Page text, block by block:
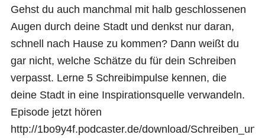
Gehst du auch manchmal mit halb geschlossenen
Augen durch deine Stadt und denkst nur daran,
schnell nach Hause zu kommen? Dann weißt du
gar nicht, welche Schätze du für dein Schreiben
verpasst. Lerne 5 Schreibimpulse kennen, die
deine Stadt in eine Inspirationsquelle verwandeln.
Episode jetzt hören
http://1bo9y4f.podcaster.de/download/